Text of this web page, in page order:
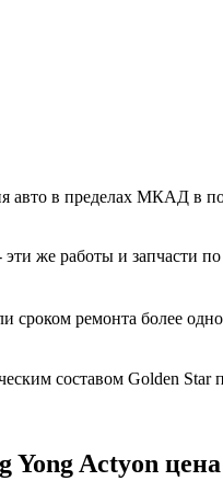
авто в пределах МКАД в
же работы и запчасти
ремонта более
составом Golden Star
Yong Actyon